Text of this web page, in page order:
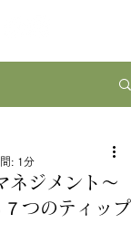
ネジメント～
つのティップ
: 1分